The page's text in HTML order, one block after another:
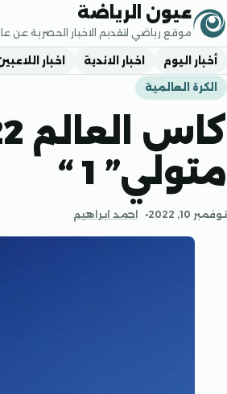
تجاوز إلى المحتوى
عيون الرياضة
موقع رياضي لتقديم الاخبار الحصرية عن
أخبار اليوم اخبار الاندية اخبار
الكرة العالمية
متولي” 1 “
نوفمبر 10, 2022 احمد ابراهيم